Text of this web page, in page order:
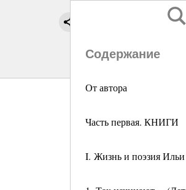
Содержание
От автора
Часть первая. КНИГИ
I. Жизнь и поэзия Ильи